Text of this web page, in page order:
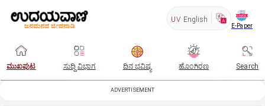
UV English
E-Paper
ಮುಖಪುಟ ಸುದ್ದಿ ವಿಭಾಗ ದಿನ ಭವಿಷ್ಯ ಹೊಂಗಿರಣ Search
ADVERTISEMENT